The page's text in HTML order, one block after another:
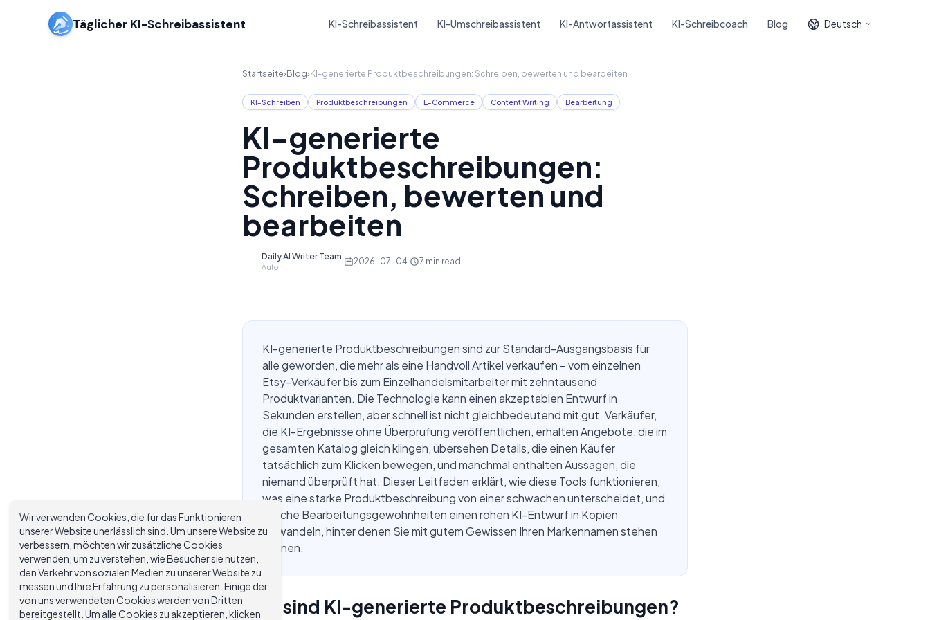
Täglicher KI-Schreibassistent KI-Schreibassistent KI-Umschreibassistent KI-Antwortassistent KI-Schreibcoach Blog Deutsch
Startseite›Blog›KI-generierte Produktbeschreibungen: Schreiben, bewerten und bearbeiten
KI-Schreiben Produktbeschreibungen E-Commerce Content Writing Bearbeitung
KI-generierte
Produktbeschreibungen:
Schreiben, bewerten und
bearbeiten
Daily AI Writer Team
Autor
· 2026-07-04· 7 min read
KI-generierte Produktbeschreibungen sind zur Standard-Ausgangsbasis für
alle geworden, die mehr als eine Handvoll Artikel verkaufen – vom einzelnen
Etsy-Verkäufer bis zum Einzelhandelsmitarbeiter mit zehntausend
Produktvarianten. Die Technologie kann einen akzeptablen Entwurf in
Sekunden erstellen, aber schnell ist nicht gleichbedeutend mit gut. Verkäufer,
die KI-Ergebnisse ohne Überprüfung veröffentlichen, erhalten Angebote, die im
gesamten Katalog gleich klingen, übersehen Details, die einen Käufer
tatsächlich zum Klicken bewegen, und manchmal enthalten Aussagen, die
niemand überprüft hat. Dieser Leitfaden erklärt, wie diese Tools funktionieren,
was eine starke Produktbeschreibung von einer schwachen unterscheidet, und
welche Bearbeitungsgewohnheiten einen rohen KI-Entwurf in Kopien
umwandeln, hinter denen Sie mit gutem Gewissen Ihren Markennamen stehen
können.
Was sind KI-generierte Produktbeschreibungen?
Wir verwenden Cookies, die für das Funktionieren
unserer Website unerlässlich sind. Um unsere Website zu
verbessern, möchten wir zusätzliche Cookies
verwenden, um zu verstehen, wie Besucher sie nutzen,
den Verkehr von sozialen Medien zu unserer Website zu
messen und Ihre Erfahrung zu personalisieren. Einige der
von uns verwendeten Cookies werden von Dritten
bereitgestellt. Um alle Cookies zu akzeptieren, klicken